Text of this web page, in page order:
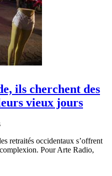
ils cherchent des
vieux jours
retraités occidentaux s’offrent
Pour Arte Radio,